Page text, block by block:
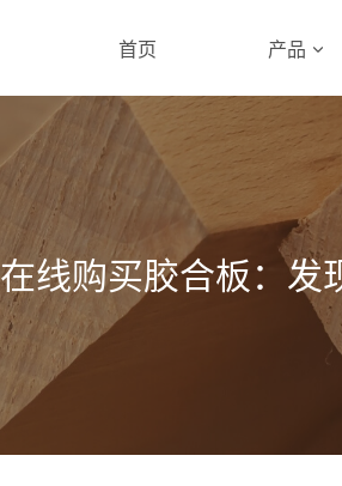
首页 产品
在线购买胶合板：发